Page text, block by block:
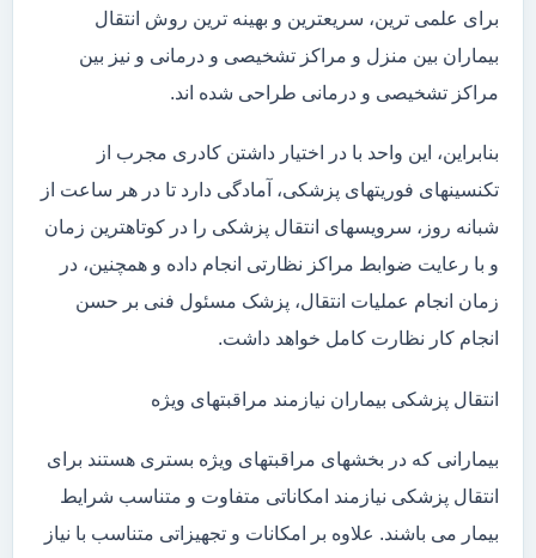
برای علمی ترین، سریعترین و بهینه ترین روش انتقال
بیماران بین منزل و مراکز تشخیصی و درمانی و نیز بین
مراکز تشخیصی و درمانی طراحی شده اند.
بنابراین، این واحد با در اختیار داشتن کادری مجرب از
تکنسینهای فوریتهای پزشکی، آمادگی دارد تا در هر ساعت از
شبانه روز، سرویسهای انتقال پزشکی را در کوتاهترین زمان
و با رعایت ضوابط مراکز نظارتی انجام داده و همچنین، در
زمان انجام عملیات انتقال، پزشک مسئول فنی بر حسن
انجام کار نظارت کامل خواهد داشت.
انتقال پزشکی بیماران نیازمند مراقبتهای ویژه
بیمارانی که در بخشهای مراقبتهای ویژه بستری هستند برای
انتقال پزشکی نیازمند امکاناتی متفاوت و متناسب شرایط
بیمار می باشند. علاوه بر امکانات و تجهیزاتی متناسب با نیاز